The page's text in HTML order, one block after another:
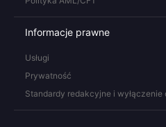
Informacje prawne
Usługi
Prywatność
Standardy redakcyjne i